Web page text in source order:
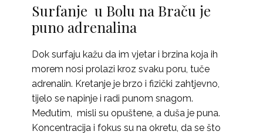
Surfanje u Bolu na Braču je
puno adrenalina
Dok surfaju kažu da im vjetar i brzina koja ih
morem nosi prolazi kroz svaku poru, tuče
adrenalin. Kretanje je brzo i fizički zahtjevno,
tijelo se napinje i radi punom snagom.
Međutim, misli su opuštene, a duša je puna.
Koncentracija i fokus su na okretu, da se što